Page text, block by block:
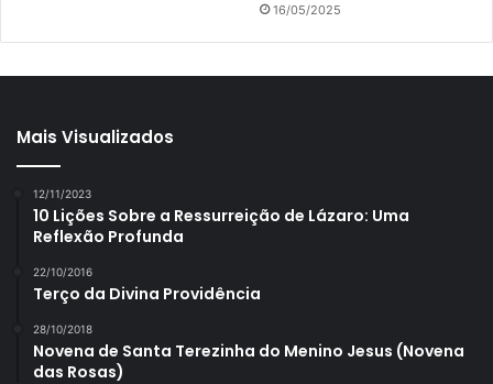
16/05/2025
Mais Visualizados
12/11/2023
10 Lições Sobre a Ressurreição de Lázaro: Uma
Reflexão Profunda
22/10/2016
Terço da Divina Providência
28/10/2018
Novena de Santa Terezinha do Menino Jesus (Novena
das Rosas)